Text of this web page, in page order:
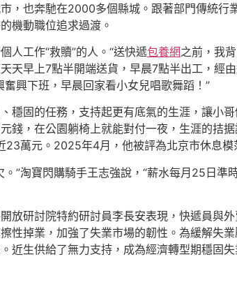
，也奔馳在2000多個縣城。跟著部門傳統行
機動職位追求過渡。
人工作“救贖”的人。“送快遞包養網之前，我
天早上7點半開端送貨，早晨7點半出工，經
興下班，早晨回家看小女兒唱歌舞蹈！”
穩固的任務，支持起更有底氣的生涯，讓小
錢，在公園躺椅上就能對付一夜，生涯的拮
萬元。2025年4月，他被評為北京市休息模
”淘寶閃購騎手王志強說，“薪水每月25日
放研討院特約研討員李長安表現，快遞員與
性掉業，加強了失業市場的韌性。為緩解失
近生供給了無力支持，成為經濟轉型期穩固失